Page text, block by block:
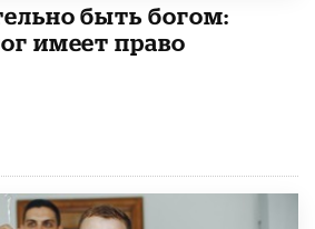
быть богом:
имеет право